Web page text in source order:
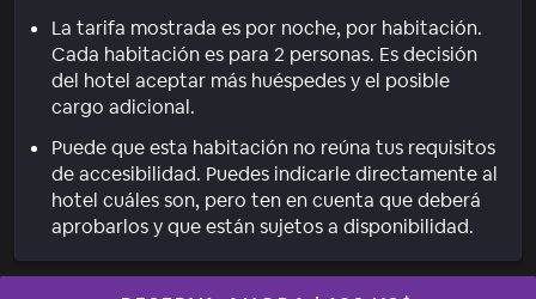
La tarifa mostrada es por noche, por habitación.
Cada habitación es para 2 personas. Es decisión
del hotel aceptar más huéspedes y el posible
cargo adicional.
Puede que esta habitación no reúna tus requisitos
de accesibilidad. Puedes indicarle directamente al
hotel cuáles son, pero ten en cuenta que deberá
aprobarlos y que están sujetos a disponibilidad.